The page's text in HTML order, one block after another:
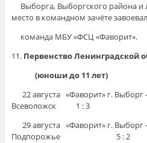
Выборга, Выборгского района и
место в командном зачёте
команда МБУ «ФСЦ «Фаворит».
11. Первенство Ленинградской
(юноши до 11 лет)
22 августа «Фаворит» г.
Всеволожск 1 : 3
29 августа «Фаворит» г. Выборг
Подпорожье 5 : 2